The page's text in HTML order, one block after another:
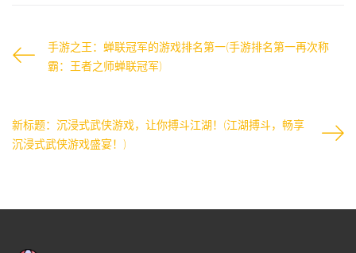
手游之王：蝉联冠军的游戏排名第一(手游排名第一再次称
霸：王者之师蝉联冠军)
新标题：沉浸式武侠游戏，让你搏斗江湖！(江湖搏斗，畅享
沉浸式武侠游戏盛宴！)